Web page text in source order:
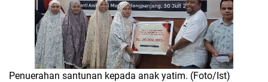
Penuerahan santunan kepada anak yatim. (Foto/Ist)